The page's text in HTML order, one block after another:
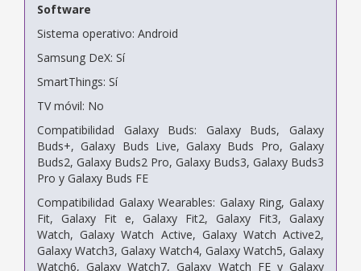
Software
Sistema operativo: Android
Samsung DeX: Sí
SmartThings: Sí
TV móvil: No
Compatibilidad Galaxy Buds: Galaxy Buds, Galaxy
Buds+, Galaxy Buds Live, Galaxy Buds Pro, Galaxy
Buds2, Galaxy Buds2 Pro, Galaxy Buds3, Galaxy Buds3
Pro y Galaxy Buds FE
Compatibilidad Galaxy Wearables: Galaxy Ring, Galaxy
Fit, Galaxy Fit e, Galaxy Fit2, Galaxy Fit3, Galaxy
Watch, Galaxy Watch Active, Galaxy Watch Active2,
Galaxy Watch3, Galaxy Watch4, Galaxy Watch5, Galaxy
Watch6, Galaxy Watch7, Galaxy Watch FE y Galaxy